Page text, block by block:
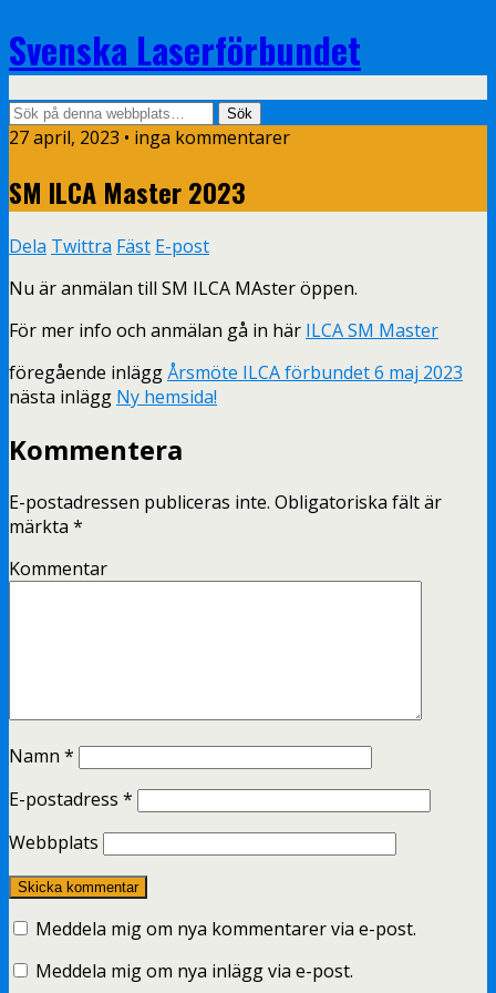
Svenska Laserförbundet
27 april, 2023 • inga kommentarer
SM ILCA Master 2023
Dela Twittra Fäst E-post
Nu är anmälan till SM ILCA MAster öppen.
För mer info och anmälan gå in här ILCA SM Master
föregående inläggÅrsmöte ILCA förbundet 6 maj 2023
nästa inlägg Ny hemsida!
Kommentera
E-postadressen publiceras inte. Obligatoriska fält är
märkta *
Kommentar
Namn *
E-postadress *
Webbplats
Meddela mig om nya kommentarer via e-post.
Meddela mig om nya inlägg via e-post.